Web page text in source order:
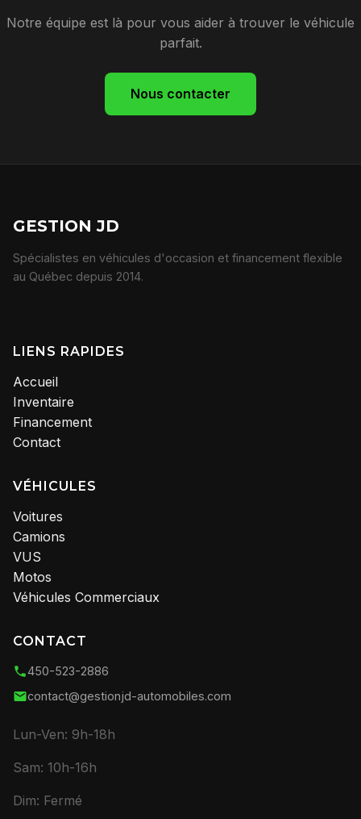
Notre équipe est là pour vous aider à trouver le véhicule
parfait.
Nous contacter
GESTION JD
Spécialistes en véhicules d'occasion et financement flexible
au Québec depuis 2014.
LIENS RAPIDES
Accueil
Inventaire
Financement
Contact
VÉHICULES
Voitures
Camions
VUS
Motos
Véhicules Commerciaux
CONTACT
450-523-2886
contact@gestionjd-automobiles.com
Lun-Ven: 9h-18h
Sam: 10h-16h
Dim: Fermé